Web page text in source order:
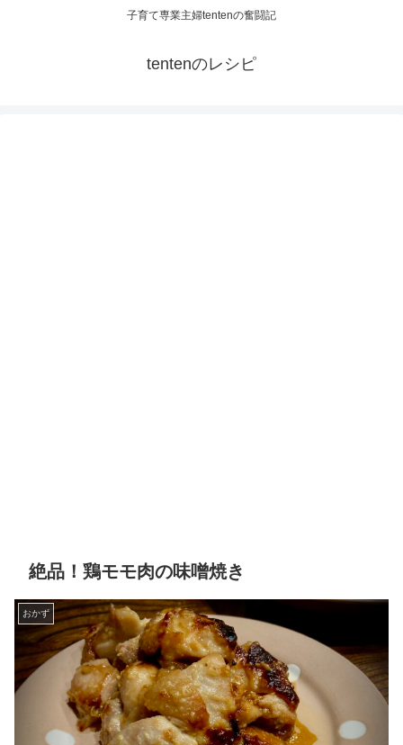
子育て専業主婦tentenの奮闘記
tentenのレシピ
絶品！鶏モモ肉の味噌焼き
おかず